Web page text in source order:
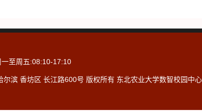
一至周五:08:10-17:10
尔滨 香坊区 长江路600号 版权所有 东北农业大学数智校园中心